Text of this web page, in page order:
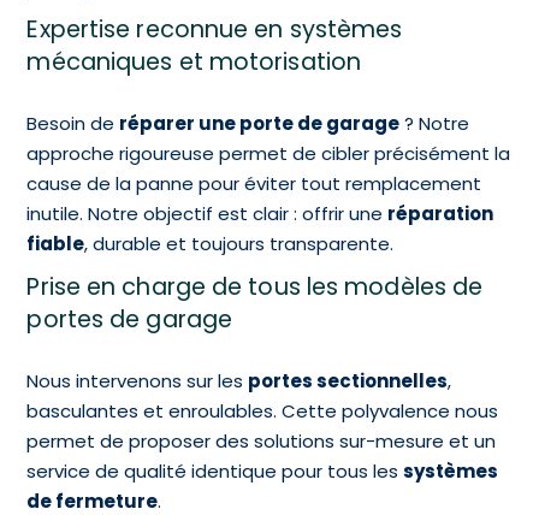
Expertise reconnue en systèmes
mécaniques et motorisation
Besoin de réparer une porte de garage? Notre
approche rigoureuse permet de cibler précisément la
cause de la panne pour éviter tout remplacement
inutile. Notre objectif est clair : offrir une réparation
fiable, durable et toujours transparente.
Prise en charge de tous les modèles de
portes de garage
Nous intervenons sur les portes sectionnelles,
basculantes et enroulables. Cette polyvalence nous
permet de proposer des solutions sur-mesure et un
service de qualité identique pour tous lessystèmes
de fermeture.